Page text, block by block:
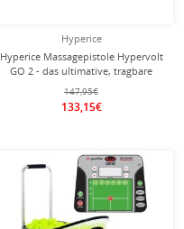
Hyperice
Hyperice Massagepistole Hypervolt
GO 2 - das ultimative, tragbare
Perkussionsmassagegerät - (2
Aufsätze) weiss
147,95€
133,15€